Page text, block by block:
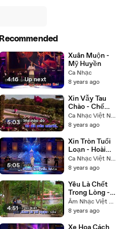
Recommended
4:16 | Up next
Xuân Muộn -
Mỹ Huyền
Ca Nhạc
8 years ago
5:03
Xin Vẫy Tau
Chào - Chế
Linh
Ca Nhạc Việt Nam
8 years ago
5:05
Xin Tròn Tuổi
Loạn - Hoài
Linh Trường
Vũ
Ca Nhạc Việt Nam
8 years ago
4:51
Yêu Là Chết
Trong Lòng -
Hạ Vy
Âm Nhạc Việt Nam
8 years ago